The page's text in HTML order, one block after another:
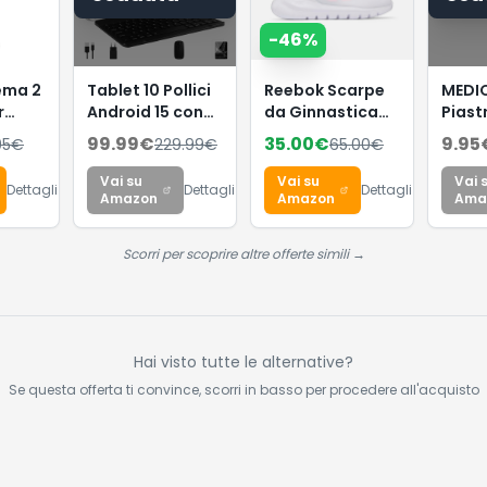
2
€
Dettagli
Tablet 10 Pollici
Android 15 con
30 GB RAM+2TB
ROM Espansione,
Widevine L1
99.99€229.99€
Vai su
Amazon
Dettagli
-46%
Reebok Scarpe
da Ginnastica
da Donna, Split
Flex Ftwr
White/Frosted
Berry, 38 EU, Ftwr
White Frosted
35.00€65.00€
Vai su
Amazon
Dettagli
con
9.95
Vai
Scorri per scoprire altre offerte simili →
Hai visto tutte le alternative?
Se questa offerta ti convince, scorri in basso per procedere all'acquisto